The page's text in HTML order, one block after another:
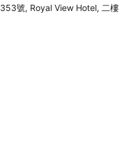
號, Royal View Hotel, 二樓